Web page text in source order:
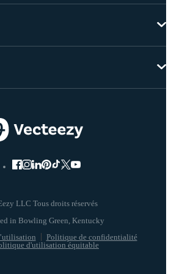
LLC Tous droits réservés
Politique de confidentialité
d'utilisation équitable